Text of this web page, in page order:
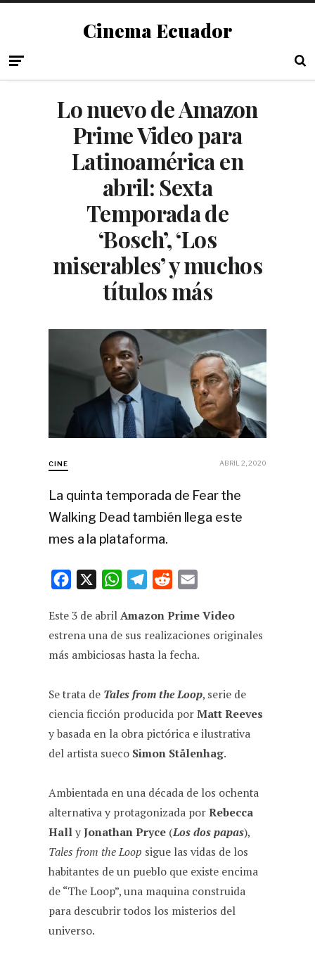
Cinema Ecuador
Lo nuevo de Amazon
Prime Video para
Latinoamérica en
abril: Sexta
Temporada de
‘Bosch’, ‘Los
miserables’ y muchos
títulos más
CINE ABRIL 2, 2020
La quinta temporada de Fear the
Walking Dead también llega este
mes a la plataforma.
c
e
b
o
k
W
a
t
s
p
p
T
l
e
g
a
m
d
d
i
a
i
l
Este 3 de abrilAmazon Prime Video
estrena una de sus realizaciones originales
más ambiciosas hasta la fecha.
Se trata de Tales from the Loop, serie de
ciencia ficción producida porMatt Reeves
y basada en la obra pictórica e ilustrativa
del artista sueco Simon Stålenhag.
Ambientada en una década de los ochenta
alternativa y protagonizada porRebecca
HallyJonathan Pryce (Los dos papas),
Tales from the Loop sigue las vidas de los
habitantes de un pueblo que existe encima
de “The Loop”, una maquina construida
para descubrir todos los misterios del
universo.